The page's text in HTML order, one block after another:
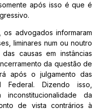
após isso é que é
advogados informaram
liminares num ou noutro
causas em instâncias
da questão de
após o julgamento das
Federal. Dizendo isso,
da
de vista contrários à